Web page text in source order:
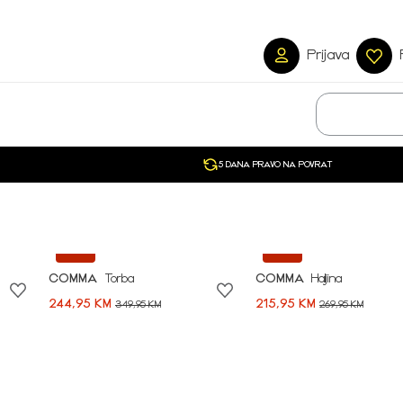
Prijava
5 DANA PRAVO NA POVRAT
COMMA
Torba
244,95 KM 349,95 KM
COMMA
Haljina
215,95 KM 269,95 KM